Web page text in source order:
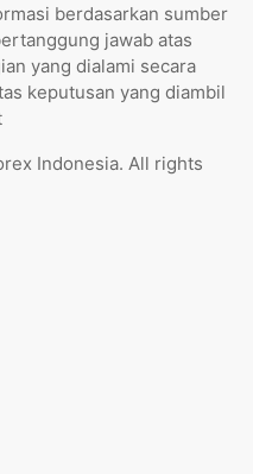
berdasarkan sumber
jawab atas
yang dialami secara
keputusan yang diambil
Indonesia. All rights